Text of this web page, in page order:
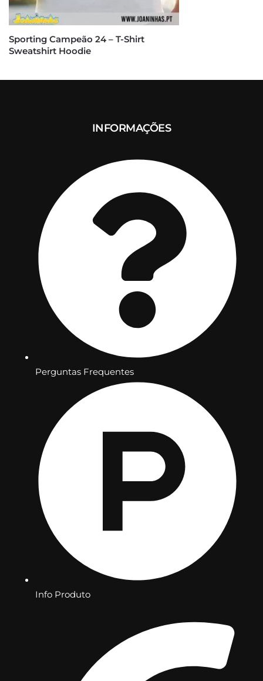
Sporting Campeão 24 – T-Shirt
Sweatshirt Hoodie
INFORMAÇÕES
Perguntas Frequentes
Info Produto